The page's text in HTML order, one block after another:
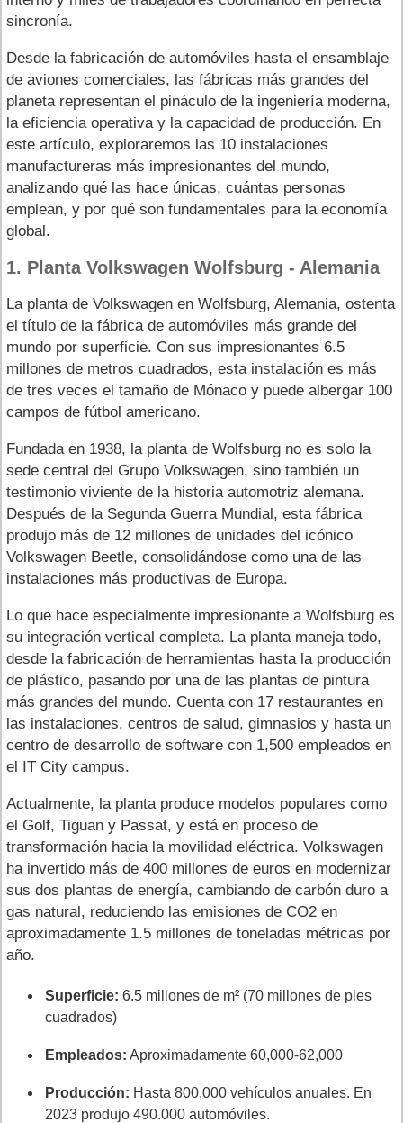
sincronía.
Desde la fabricación de automóviles hasta el ensamblaje
de aviones comerciales, las fábricas más grandes del
planeta representan el pináculo de la ingeniería moderna,
la eficiencia operativa y la capacidad de producción. En
este artículo, exploraremos las 10 instalaciones
manufactureras más impresionantes del mundo,
analizando qué las hace únicas, cuántas personas
emplean, y por qué son fundamentales para la economía
global.
1. Planta Volkswagen Wolfsburg - Alemania
La planta de Volkswagen en Wolfsburg, Alemania, ostenta
el título de la fábrica de automóviles más grande del
mundo por superficie. Con sus impresionantes 6.5
millones de metros cuadrados, esta instalación es más
de tres veces el tamaño de Mónaco y puede albergar 100
campos de fútbol americano.
Fundada en 1938, la planta de Wolfsburg no es solo la
sede central del Grupo Volkswagen, sino también un
testimonio viviente de la historia automotriz alemana.
Después de la Segunda Guerra Mundial, esta fábrica
produjo más de 12 millones de unidades del icónico
Volkswagen Beetle, consolidándose como una de las
instalaciones más productivas de Europa.
Lo que hace especialmente impresionante a Wolfsburg es
su integración vertical completa. La planta maneja todo,
desde la fabricación de herramientas hasta la producción
de plástico, pasando por una de las plantas de pintura
más grandes del mundo. Cuenta con 17 restaurantes en
las instalaciones, centros de salud, gimnasios y hasta un
centro de desarrollo de software con 1,500 empleados en
el IT City campus.
Actualmente, la planta produce modelos populares como
el Golf, Tiguan y Passat, y está en proceso de
transformación hacia la movilidad eléctrica. Volkswagen
ha invertido más de 400 millones de euros en modernizar
sus dos plantas de energía, cambiando de carbón duro a
gas natural, reduciendo las emisiones de CO2 en
aproximadamente 1.5 millones de toneladas métricas por
año.
Superficie: 6.5 millones de m² (70 millones de pies
cuadrados)
Empleados: Aproximadamente 60,000-62,000
Producción: Hasta 800,000 vehículos anuales. En
2023 produjo 490.000 automóviles.